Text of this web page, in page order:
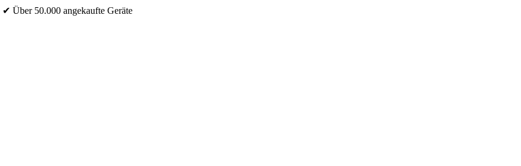
✔ Über 50.000 angekaufte Geräte